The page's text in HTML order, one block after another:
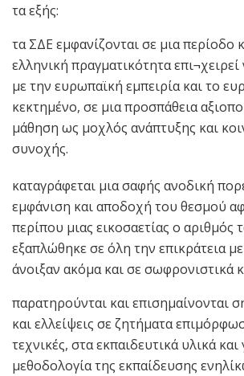
τα εξής:
τα ΣΔΕ εμφανίζονται σε μια περίοδο
ελληνική πραγματικότητα
με την ευρωπαϊκή εμπειρία και το
κεκτημένο, σε μια προσπάθεια
μάθηση ως μοχλός ανάπτυξης και
συνοχής.
καταγράφεται μια σαφής ανοδική
εμφάνιση και αποδοχή του θεσμού
περίπου μιας εικοσαετίας ο αριθμός
εξαπλώθηκε σε όλη την επικράτεια
άνοιξαν ακόμα και σε σωφρονιστικά
παρατηρούνται και επισημαίνονται
και ελλείψεις σε ζητήματα
τεχνικές, στα εκπαιδευτικά υλικά
μεθοδολογία της εκπαίδευσης